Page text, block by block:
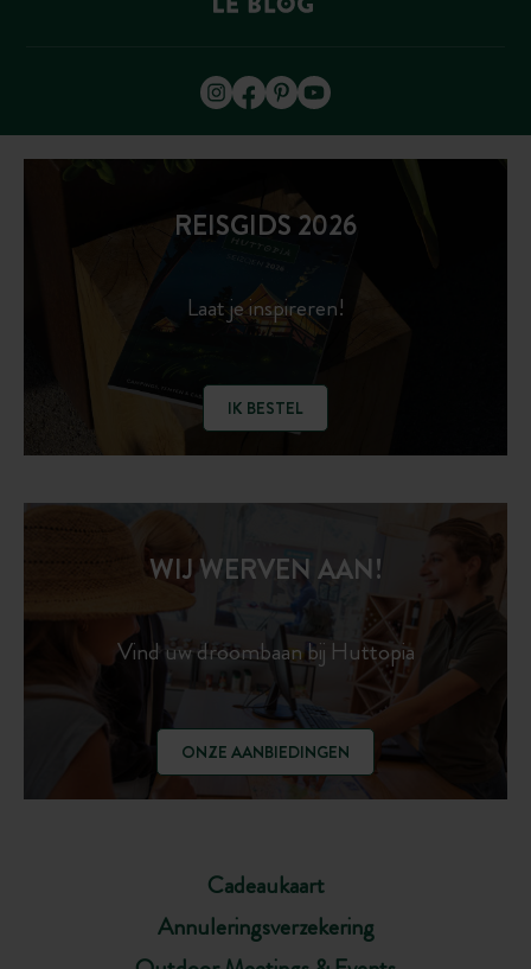
REISGIDS 2026
Laat je inspireren!
IK BESTEL
Cadeaukaart
Annuleringsverzekering
WIJ WERVEN AAN!
Vind uw droombaan bij Huttopia
ONZE AANBIEDINGEN